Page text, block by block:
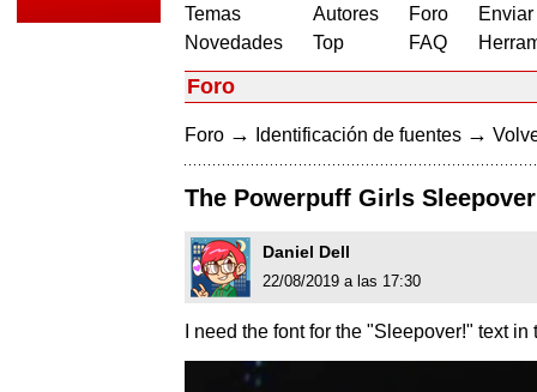
Temas
Novedades
Autores
Top
Foro
FAQ
Foro
Foro → Identificación de fuentes →
The Powerpuff Girls
Daniel Dell
22/08/2019 a las 17:30
I need the font for the "Sleepover!" text